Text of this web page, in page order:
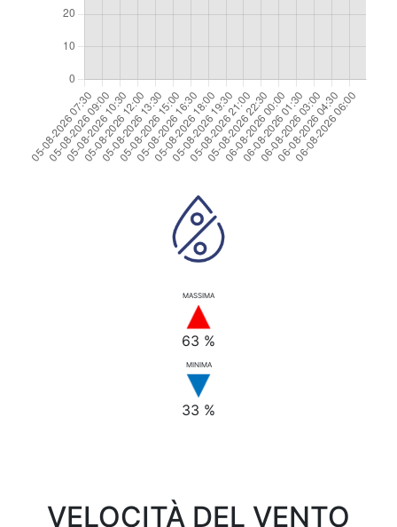
MASSIMA
63 %
MINIMA
33 %
VELOCITÀ DEL VENTO